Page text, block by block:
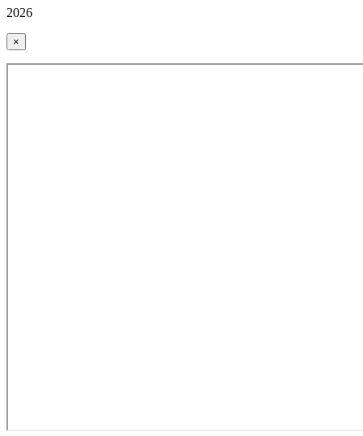
2026
×